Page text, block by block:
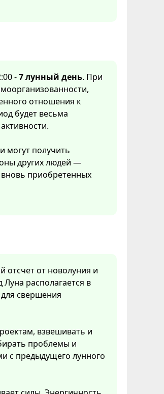
-7 лунный день. При
отношения к
будет весьма
могут получить
других людей —
приобретенных
отсчет от новолуния и
располагается в
свершения
взвешивать и
проблемы и
с предыдущего лунного